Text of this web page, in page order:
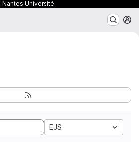
Nantes Université
EJS